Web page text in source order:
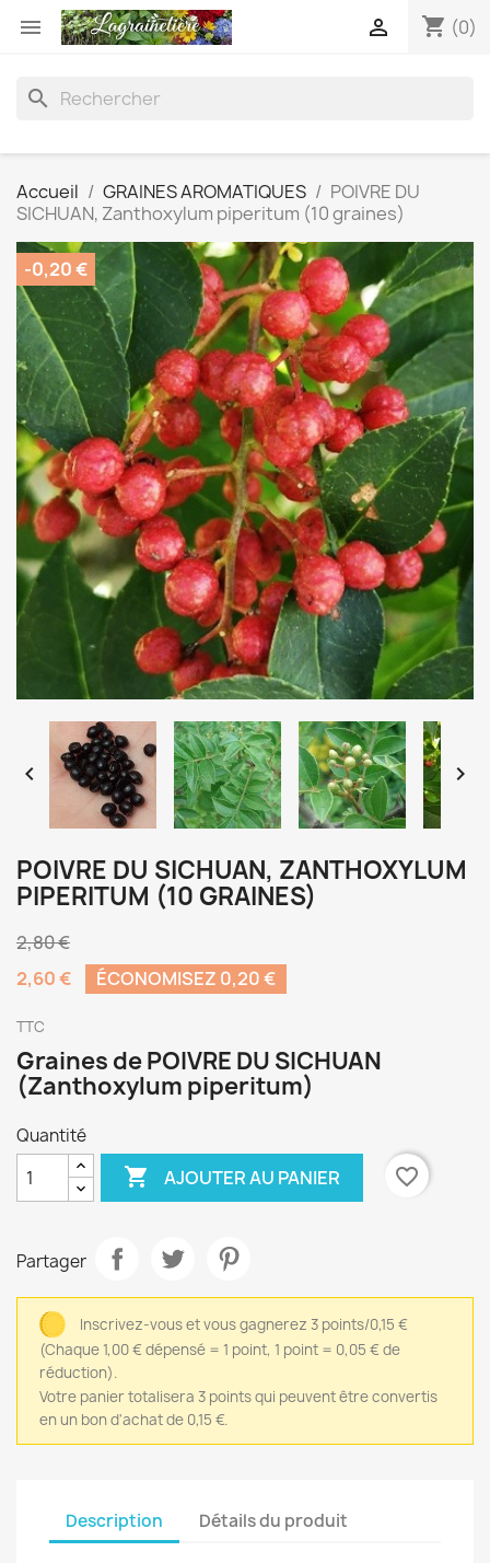
 shopping_cart (0)

search
Accueil GRAINES AROMATIQUES
POIVRE DU
SICHUAN, Zanthoxylum piperitum (10 graines)
-0,20 €
 
POIVRE DU SICHUAN, ZANTHOXYLUM
PIPERITUM (10 GRAINES)
2,80 €
2,60 €
ÉCONOMISEZ 0,20 €
TTC
Graines de POIVRE DU SICHUAN
(Zanthoxylum piperitum)
Quantité
 AJOUTER AU PANIER favorite_border
Partager
Inscrivez-vous et vous gagnerez 3 points/0,15 €
(Chaque 1,00 € dépensé = 1 point, 1 point = 0,05 € de
réduction).
Votre panier totalisera 3 points qui peuvent être convertis
en un bon d'achat de 0,15 €.
Description Détails du produit